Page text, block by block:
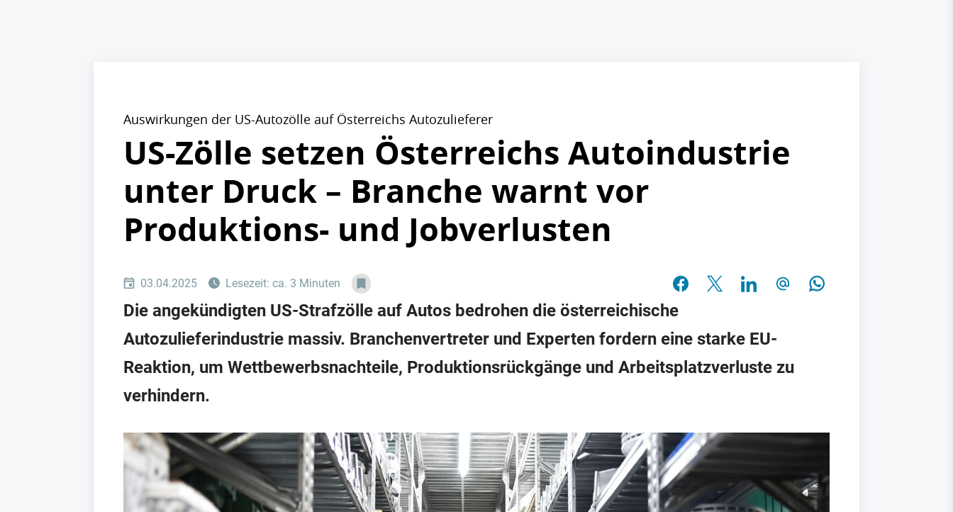
Auswirkungen der US-Autozölle auf Österreichs Autozulieferer
US-Zölle setzen Österreichs Autoindustrie
unter Druck – Branche warnt vor
Produktions- und Jobverlusten
03.04.2025 Lesezeit: ca. 3 Minuten
Die angekündigten US-Strafzölle auf Autos bedrohen die österreichische
Autozulieferindustrie massiv. Branchenvertreter und Experten fordern eine starke EU-
Reaktion, um Wettbewerbsnachteile, Produktionsrückgänge und Arbeitsplatzverluste zu
verhindern.